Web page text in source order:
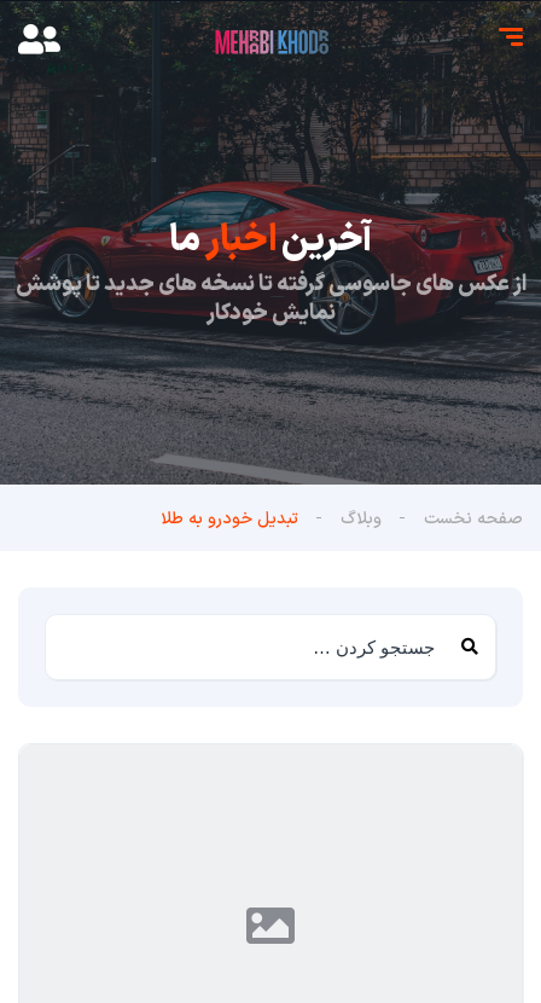
آخریناخبارما
از عکس های جاسوسی گرفته تا نسخه های جدید تا پوشش
نمایش خودکار
صفحه نخست وبلاگ تبدیل خودرو به طلا